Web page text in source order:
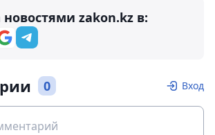
новостями zakon.kz в:
0 Вход